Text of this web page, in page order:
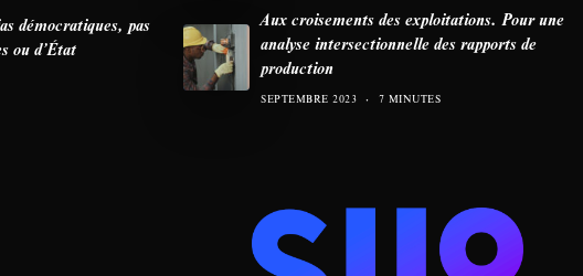
démocratiques, pas
ou d’État
Aux croisements des exploitations. Pour une
analyse intersectionnelle des rapports de
production
SEPTEMBRE 2023 7 MINUTES